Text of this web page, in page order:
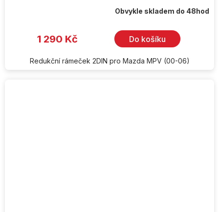
Obvykle skladem do 48hod
1 290 Kč Do košíku
Redukční rámeček 2DIN pro Mazda MPV (00-06)